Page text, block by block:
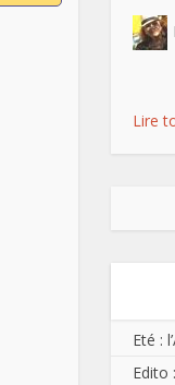
Lire
Eté :
Edito